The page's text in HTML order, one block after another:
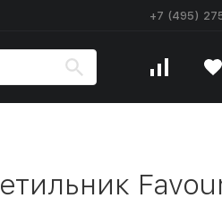
+7 (495)